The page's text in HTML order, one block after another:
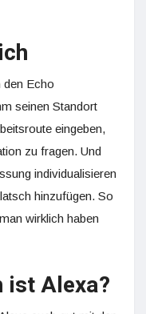
den Echo
seinen Standort
eingeben,
zu fragen. Und
individualisieren
hinzufügen. So
wirklich haben
ist Alexa?